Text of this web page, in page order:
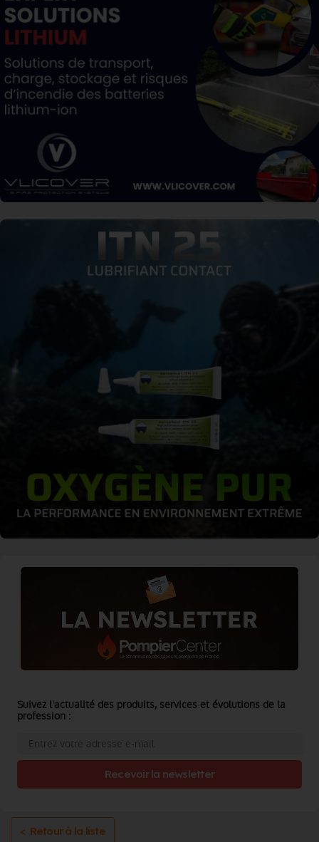
< Retour à la liste
Suivez l'actualité des produits, services et évolutions de la
profession :
Recevoir la newsletter